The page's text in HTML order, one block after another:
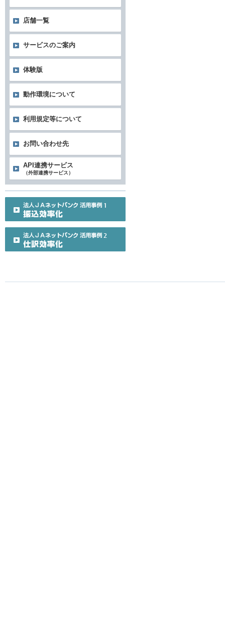
店舗一覧
サービスのご案内
体験版
動作環境について
利用規定等について
お問い合わせ先
API連携サービス
（外部連携サービス）